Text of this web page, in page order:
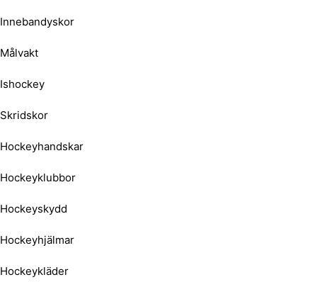
Innebandyskor
Målvakt
Ishockey
Skridskor
Hockeyhandskar
Hockeyklubbor
Hockeyskydd
Hockeyhjälmar
Hockeykläder